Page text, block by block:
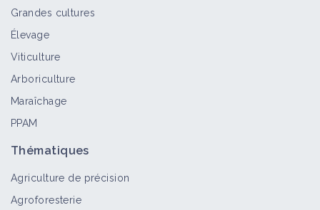
Grandes cultures
Élevage
Viticulture
Arboriculture
Maraîchage
PPAM
Thématiques
Agriculture de précision
Agroforesterie